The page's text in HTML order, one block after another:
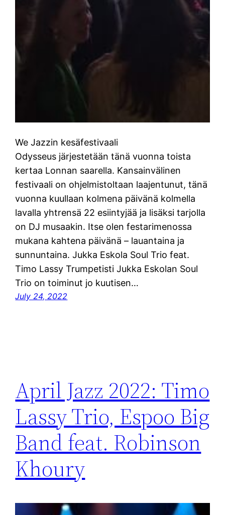
We Jazzin kesäfestivaali
Odysseus järjestetään tänä vuonna toista
kertaa Lonnan saarella. Kansainvälinen
festivaali on ohjelmistoltaan laajentunut, tänä
vuonna kuullaan kolmena päivänä kolmella
lavalla yhtrensä 22 esiintyjää ja lisäksi tarjolla
on DJ musaakin. Itse olen festarimenossa
mukana kahtena päivänä – lauantaina ja
sunnuntaina. Jukka Eskola Soul Trio feat.
Timo Lassy Trumpetisti Jukka Eskolan Soul
Trio on toiminut jo kuutisen…
July 24, 2022
April Jazz 2022: Timo
Lassy Trio, Espoo Big
Band feat. Robinson
Khoury